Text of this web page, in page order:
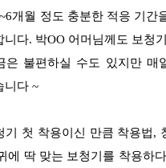
개월 정도 충분한 적응 기간
니다. 박OO 어머님께도 보청
은 불편하실 수도 있지만 매
니다 ~
기 첫 착용이신 만큼 착용법,
에 딱 맞는 보청기를 착용하